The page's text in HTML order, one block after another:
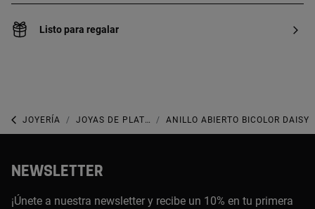
Listo para regalar
JOYERÍA JOYAS DE PLATA 925 ANILLO ABIERTO BICOLOR DAISY
NEWSLETTER
¡Únete a nuestra newsletter y recibe un 10% en tu primera